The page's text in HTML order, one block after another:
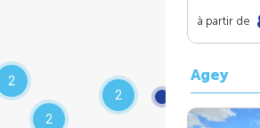
2
2
2
à partir de
Agey